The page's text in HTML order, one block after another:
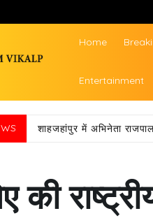
Vikalp
Home
Entertainment
शाहजहांपुर में अभिनेता